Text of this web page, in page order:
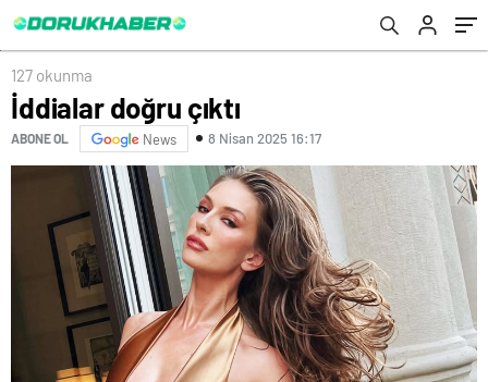
127 okunma
İddialar doğru çıktı
ABONE OL News 8 Nisan 2025 16:17